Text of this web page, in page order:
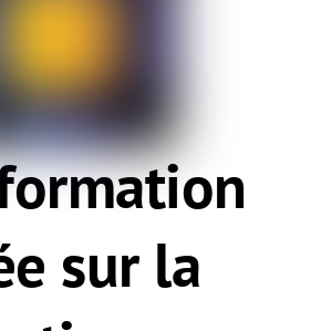
sur la